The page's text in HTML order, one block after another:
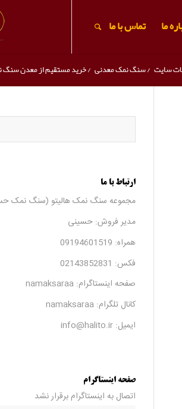
ما تماس با ما
سایت /سنگ نمک معدنی /خرید مستقیم از معدن سنگ
ارتباط با ما
مجموعه سنگ نمک هالیتو (سنگ نمک
مدیر فروش: حسینی
همراه: 09194601519
فکس: 02143852831
صفحه اینستاگرام: namaksaraa
کانال تلگرام: namaksaraa
ایمیل: info@halito.ir
صفحه اینستاگرام
اتصال به اینستاگرام برقرار نشد